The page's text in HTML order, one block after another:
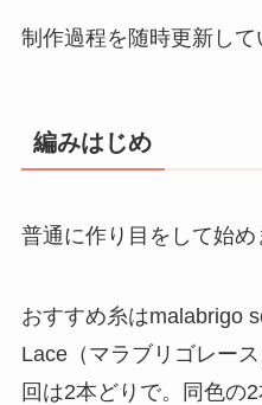
制作過程を随時更新して
編みはじめ
普通に作り目をして始め
おすすめ糸はmalabrigo
Lace（マラブリゴレー
回は2本どりで。同色の2